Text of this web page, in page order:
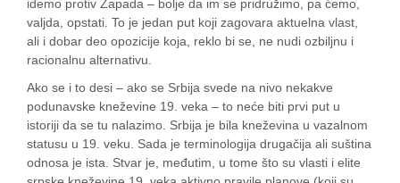
idemo protiv Zapada – bolje da im se pridružimo, pa ćemo,
valjda, opstati. To je jedan put koji zagovara aktuelna vlast,
ali i dobar deo opozicije koja, reklo bi se, ne nudi ozbiljnu i
racionalnu alternativu.
Ako se i to desi – ako se Srbija svede na nivo nekakve
podunavske kneževine 19. veka – to neće biti prvi put u
istoriji da se tu nalazimo. Srbija je bila kneževina u vazalnom
statusu u 19. veku. Sada je terminologija drugačija ali suština
odnosa je ista. Stvar je, međutim, u tome što su vlasti i elite